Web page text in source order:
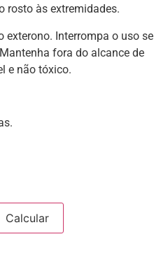
rosto às extremidades.
exterono. Interrompa o uso se
fora do alcance de
e não tóxico.
Calcular